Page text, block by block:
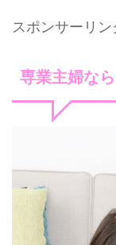
スポンサーリン
専業主婦な